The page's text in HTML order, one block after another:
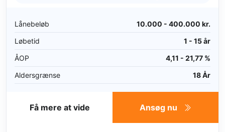
Lånebeløb
10.000 - 400.000 kr.
Løbetid
1 - 15 år
ÅOP
4,11 - 21,77 %
Aldersgrænse
18 År
Ansøg nu
Få mere at vide